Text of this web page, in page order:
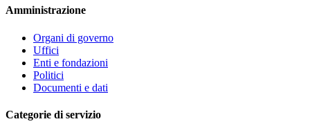
Amministrazione
Organi di governo
Uffici
Enti e fondazioni
Politici
Documenti e dati
Categorie di servizio